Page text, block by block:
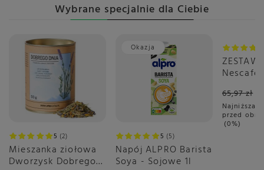
Wybrane specjalnie dla Ciebie
5 2
Mieszanka ziołowa
Dworzysk Dobrego
Okazja
5 5
Napój ALPRO Barista
Soya - Sojowe 1l
Okazja
Nescafé
sztuk
65,97 zł
Najniższa
przed
0%